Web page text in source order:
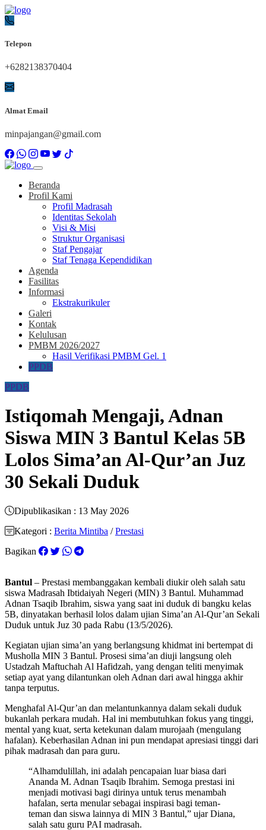
Telepon
+6282138370404
Almat Email
minpajangan@gmail.com
Beranda
Profil Kami
Profil Madrasah
Identitas Sekolah
Visi & Misi
Struktur Organisasi
Staf Pengajar
Staf Tenaga Kependidikan
Agenda
Fasilitas
Informasi
Ekstrakurikuler
Galeri
Kontak
Kelulusan
PMBM 2026/2027
Hasil Verifikasi PMBM Gel. 1
PPDB
PPDB
Istiqomah Mengaji, Adnan
Siswa MIN 3 Bantul Kelas 5B
Lolos Sima’an Al-Qur’an Juz
30 Sekali Duduk
Dipublikasikan : 13 May 2026
Kategori : Berita Mintiba /Prestasi
Bagikan
Bantul – Prestasi membanggakan kembali diukir oleh salah satu
siswa Madrasah Ibtidaiyah Negeri (MIN) 3 Bantul. Muhammad
Adnan Tsaqib Ibrahim, siswa yang saat ini duduk di bangku kelas
5B, dinyatakan berhasil lolos dalam ujian Sima’an Al-Qur’an Sekali
Duduk untuk Juz 30 pada Rabu (13/5/2026).
Kegiatan ujian sima’an yang berlangsung khidmat ini bertempat di
Musholla MIN 3 Bantul. Prosesi sima’an diuji langsung oleh
Ustadzah Maftuchah Al Hafidzah, yang dengan teliti menyimak
setiap ayat yang dilantunkan oleh Adnan dari awal hingga akhir
tanpa terputus.
Menghafal Al-Qur’an dan melantunkannya dalam sekali duduk
bukanlah perkara mudah. Hal ini membutuhkan fokus yang tinggi,
mental yang kuat, serta ketekunan dalam murojaah (mengulang
hafalan). Keberhasilan Adnan ini pun mendapat apresiasi tinggi dari
pihak madrasah dan para guru.
“Alhamdulillah, ini adalah pencapaian luar biasa dari
Ananda M. Adnan Tsaqib Ibrahim. Semoga prestasi ini
menjadi motivasi bagi dirinya untuk terus menambah
hafalan, serta menular sebagai inspirasi bagi teman-
teman dan siswa lainnya di MIN 3 Bantul,” ujar Diana,
salah satu guru PAI madrasah.